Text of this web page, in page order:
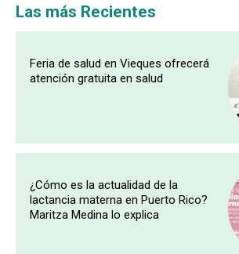
Las más Recientes
Feria de salud en Vieques ofrecerá
atención gratuita en salud
¿Cómo es la actualidad de la
lactancia materna en Puerto Rico?
Maritza Medina lo explica